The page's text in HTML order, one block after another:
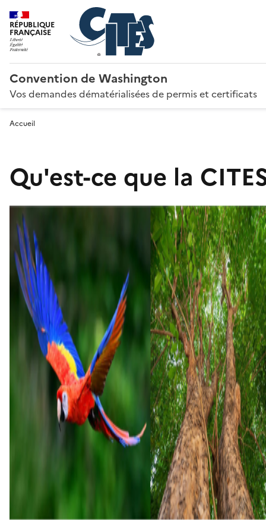
RÉPUBLIQUE
FRANÇAISE
Convention de Washington
Vos demandes dématérialisées de permis et certificats
Accueil
Qu'est-ce que la